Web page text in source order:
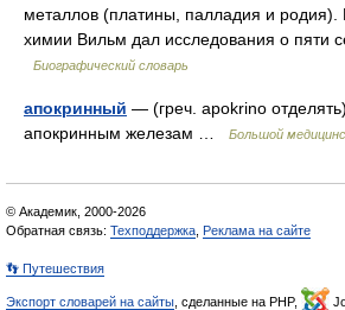
металлов (платины, палладия и родия).
химии Вильм дал исследования о пяти
Биографический словарь
апокринный — (греч. apokrino
апокринным железам …
Большой
© Академик, 2000-2026
Обратная связь: Техподдержка Реклама на сайте
👣 Путешествия
Экспорт словарей на сайты , сделанные на PHP,